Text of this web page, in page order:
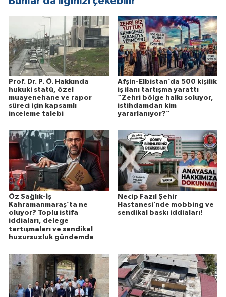
Prof. Dr. P. Ö. Hakkında
hukuki statü, özel
muayenehane ve rapor
süreci için kapsamlı
inceleme talebi
Afşin-Elbistan’da 500 kişilik
iş ilanı tartışma yarattı
“Zehri bölge halkı soluyor,
istihdamdan kim
yararlanıyor?”
Öz Sağlık-İş
Kahramanmaraş’ta ne
oluyor? Toplu istifa
iddiaları, delege
tartışmaları ve sendikal
huzursuzluk gündemde
Necip Fazıl Şehir
Hastanesi’nde mobbing ve
sendikal baskı iddiaları!